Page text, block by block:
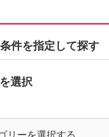
条件を指定して探す
を選択